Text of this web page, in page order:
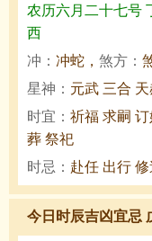
农历六月二十七号
西
冲： 冲蛇， 煞方：
星神： 元武 三合 天
时宜： 祈福 求嗣
葬 祭祀
时忌： 赴任 出行 修
今日时辰吉凶宜忌